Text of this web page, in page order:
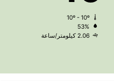
53%
2.06 كيلومتر/ساعة